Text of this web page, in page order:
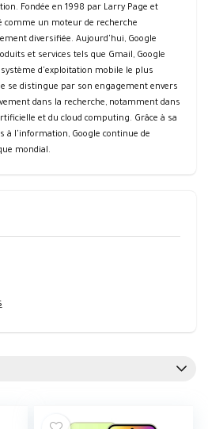
Fondée en 1998 par Larry Page et
comme un moteur de recherche
diversifiée. Aujourd'hui, Google
et services tels que Gmail, Google
système d'exploitation mobile le plus
se distingue par son engagement envers
dans la recherche, notamment dans
et du cloud computing. Grâce à sa
à l'information, Google continue de
mondial.